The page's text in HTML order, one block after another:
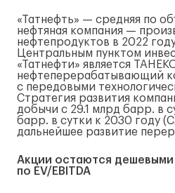
«Татнефть» — средняя по
нефтяная компания —
нефтепродуктов в 2022
Центральным пунктом
«Татнефти» является
нефтеперерабатывающий
с передовыми
Стратегия развития
добычи с 29.1 млрд барр. в
барр. в сутки к 2030 году
дальнейшее развитие
Акции остаются
по EV/EBITDA